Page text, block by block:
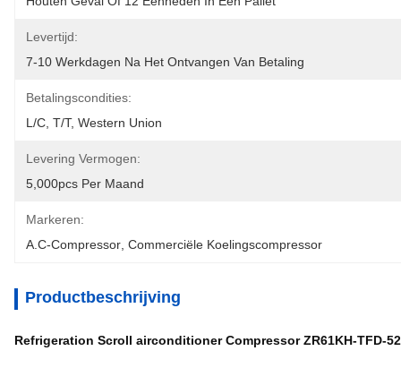
Levertijd:
7-10 Werkdagen Na Het Ontvangen Van Betaling
Betalingscondities:
L/C, T/T, Western Union
Levering Vermogen:
5,000pcs Per Maand
Markeren:
A.c-Compressor Commerciële Koelingscompressor
Productbeschrijving
Refrigeration Scroll airconditioner Compressor ZR61KH-TFD-